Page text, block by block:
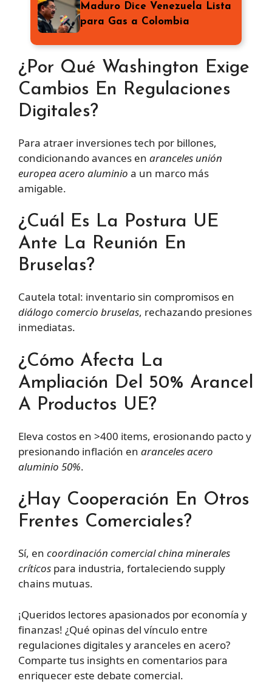
Maduro Dice Venezuela Lista
para Gas a Colombia
¿Por Qué Washington Exige
Cambios En Regulaciones
Digitales?
Para atraer inversiones tech por billones,
condicionando avances en aranceles unión
europea acero aluminio a un marco más
amigable.
¿Cuál Es La Postura UE
Ante La Reunión En
Bruselas?
Cautela total: inventario sin compromisos en
diálogo comercio bruselas, rechazando presiones
inmediatas.
¿Cómo Afecta La
Ampliación Del 50% Arancel
A Productos UE?
Eleva costos en >400 items, erosionando pacto y
presionando inflación en aranceles acero
aluminio 50%.
¿Hay Cooperación En Otros
Frentes Comerciales?
Sí, en coordinación comercial china minerales
críticos para industria, fortaleciendo supply
chains mutuas.
¡Queridos lectores apasionados por economía y
finanzas! ¿Qué opinas del vínculo entre
regulaciones digitales y aranceles en acero?
Comparte tus insights en comentarios para
enriquecer este debate comercial.